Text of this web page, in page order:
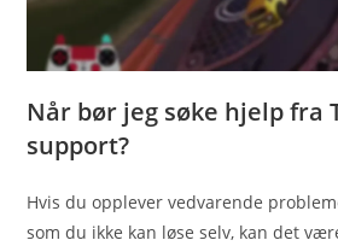
Når bør jeg søke hjelp fra
support?
Hvis du opplever vedvarende
som du ikke kan løse selv, kan det